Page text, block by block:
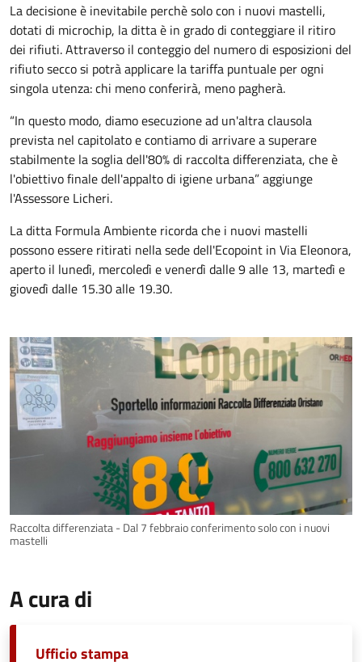
La decisione è inevitabile perchè solo con i nuovi mastelli,
dotati di microchip, la ditta è in grado di conteggiare il ritiro
dei rifiuti. Attraverso il conteggio del numero di esposizioni del
rifiuto secco si potrà applicare la tariffa puntuale per ogni
singola utenza: chi meno conferirà, meno pagherà.
“In questo modo, diamo esecuzione ad un'altra clausola
prevista nel capitolato e contiamo di arrivare a superare
stabilmente la soglia dell'80% di raccolta differenziata, che è
l'obiettivo finale dell'appalto di igiene urbana” aggiunge
l'Assessore Licheri.
La ditta Formula Ambiente ricorda che i nuovi mastelli
possono essere ritirati nella sede dell'Ecopoint in Via Eleonora,
aperto il lunedì, mercoledì e venerdì dalle 9 alle 13, martedì e
giovedì dalle 15.30 alle 19.30.
Raccolta differenziata - Dal 7 febbraio conferimento solo con i nuovi
mastelli
A cura di
Ufficio stampa